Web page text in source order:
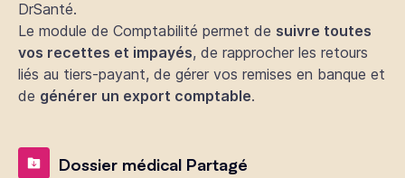
DrSanté.
Le module de Comptabilité permet de suivre toutes
vos recettes et impayés, de rapprocher les retours
liés au tiers-payant, de gérer vos remises en banque et
de générer un export comptable.
Dossier médical Partagé